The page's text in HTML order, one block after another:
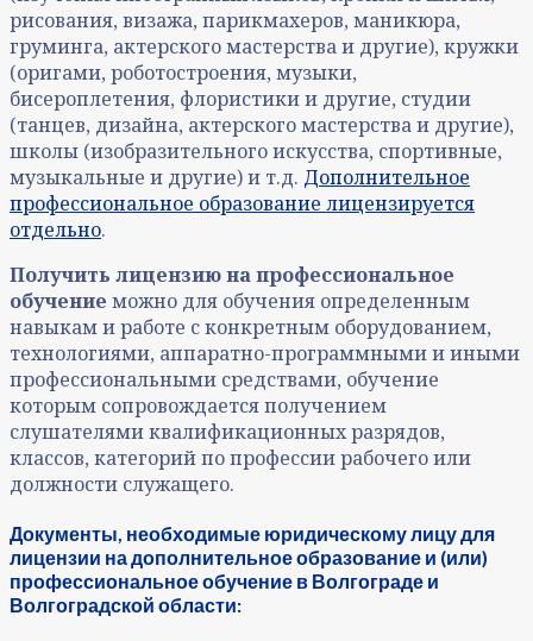
рисования, визажа, парикмахеров, маникюра,
груминга, актерского мастерства и другие), кружки
(оригами, роботостроения, музыки,
бисероплетения, флористики и другие, студии
(танцев, дизайна, актерского мастерства и другие),
школы (изобразительного искусства, спортивные,
музыкальные и другие) и т.д. Дополнительное
профессиональное образование лицензируется
отдельно.
Получить лицензию на профессиональное
обучение можно для обучения определенным
навыкам и работе с конкретным оборудованием,
технологиями, аппаратно-программными и иными
профессиональными средствами, обучение
которым сопровождается получением
слушателями квалификационных разрядов,
классов, категорий по профессии рабочего или
должности служащего.
Документы, необходимые юридическому лицу для
лицензии на дополнительное образование и (или)
профессиональное обучение в Волгограде и
Волгоградской области: